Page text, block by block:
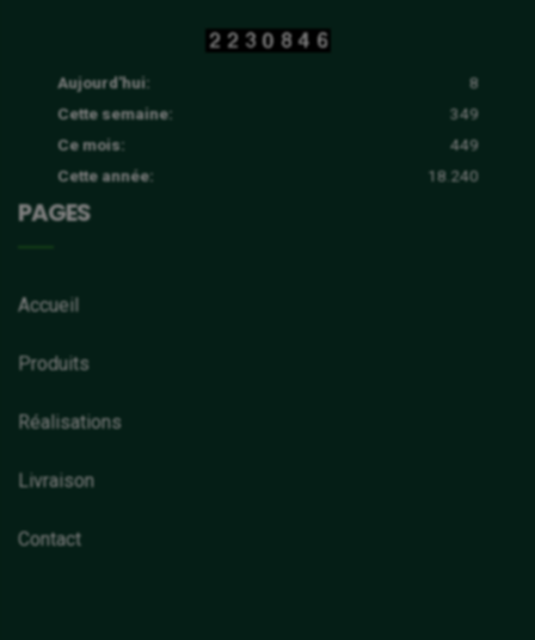
Aujourd'hui:
8
Cette semaine:
349
Ce mois:
449
Cette année:
18.240
PAGES
Accueil
Produits
Réalisations
Livraison
Contact